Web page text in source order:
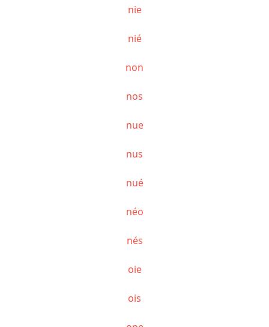
nie
nié
non
nos
nue
nus
nué
néo
nés
oie
ois